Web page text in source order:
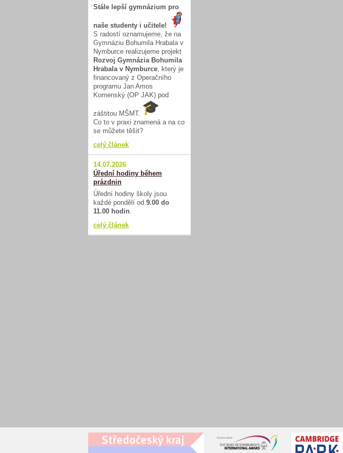
Stále lepší gymnázium pro
naše studenty i učitele!
S radostí oznamujeme, že na
Gymnáziu Bohumila Hrabala v
Nymburce realizujeme projekt
Rozvoj Gymnázia Bohumila
Hrabala v Nymburce, který je
financovaný z Operačního
programu Jan Amos
Komenský (OP JAK) pod
záštitou MŠMT.
Co to v praxi znamená a na co
se můžete těšit?
celý článek
14.07.2026
Úřední hodiny během
prázdnin
Úřední hodiny školy jsou
každé pondělí od 9.00 do
11.00 hodin.
celý článek